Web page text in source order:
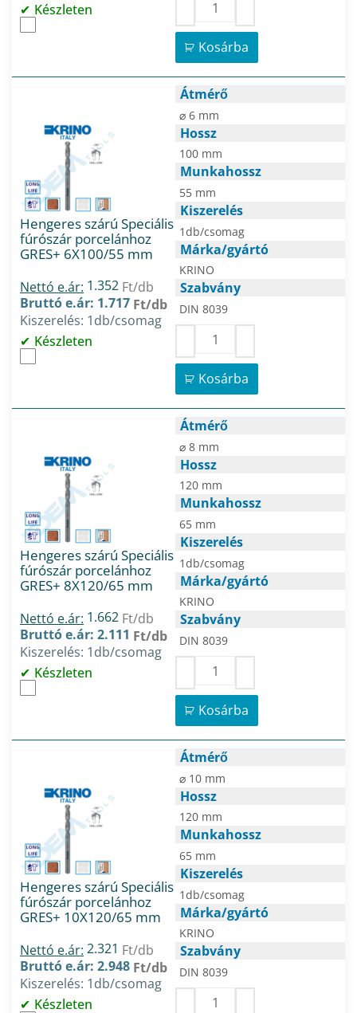
Készleten
Kosárba
Hengeres szárú Speciális
fúrószár porcelánhoz
GRES+ 6X100/55 mm
Nettó e.ár: 1.352 Ft/db
Bruttó e.ár: 1.717 Ft/db
Kiszerelés: 1db/csomag
Készleten
Átmérő
⌀ 6 mm
Hossz
100 mm
Munkahossz
55 mm
Kiszerelés
1db/csomag
Márka/gyártó
KRINO
Szabvány
DIN 8039
Kosárba
Hengeres szárú Speciális
fúrószár porcelánhoz
GRES+ 8X120/65 mm
Nettó e.ár: 1.662 Ft/db
Bruttó e.ár: 2.111 Ft/db
Kiszerelés: 1db/csomag
Készleten
Átmérő
⌀ 8 mm
Hossz
120 mm
Munkahossz
65 mm
Kiszerelés
1db/csomag
Márka/gyártó
KRINO
Szabvány
DIN 8039
Kosárba
Hengeres szárú Speciális
fúrószár porcelánhoz
GRES+ 10X120/65 mm
Nettó e.ár: 2.321 Ft/db
Bruttó e.ár: 2.948 Ft/db
Kiszerelés: 1db/csomag
Készleten
Átmérő
⌀ 10 mm
Hossz
120 mm
Munkahossz
65 mm
Kiszerelés
1db/csomag
Márka/gyártó
KRINO
Szabvány
DIN 8039